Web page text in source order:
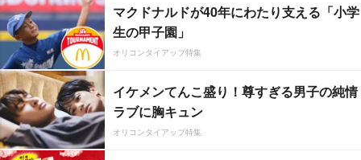
マクドナルドが40年にわたり支える「小学
生の甲子園」
オリコンタイアップ特集
イケメンてんこ盛り！尊すぎる男子の純情
ラブに胸キュン
オリコンタイアップ特集